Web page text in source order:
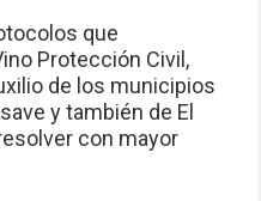
que
Protección Civil,
de los municipios
y también de El
con mayor